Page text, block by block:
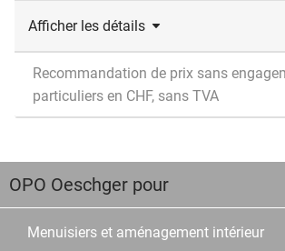
Afficher les détails
Recommandation de prix sans
particuliers en CHF, sans TVA
OPO Oeschger pour
Menuisiers et aménagement intérieur